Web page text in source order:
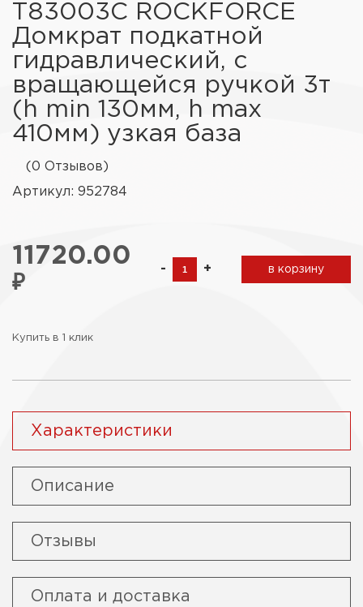
T83003C ROCKFORCE
Домкрат подкатной
гидравлический, с
вращающейся ручкой 3т
(h min 130мм, h max
410мм) узкая база
(0 Отзывов)
Артикул: 952784
11720.00
₽
- + в корзину
Купить в 1 клик
Характеристики
Описание
Отзывы
Оплата и доставка